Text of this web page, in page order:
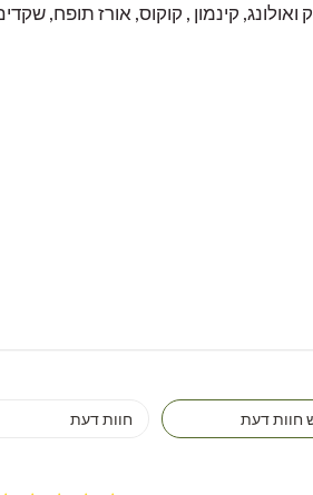
ואולונג, קינמון , קוקוס, אורז תופח,